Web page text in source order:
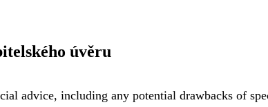
úvěru
advice, including any potential drawbacks of